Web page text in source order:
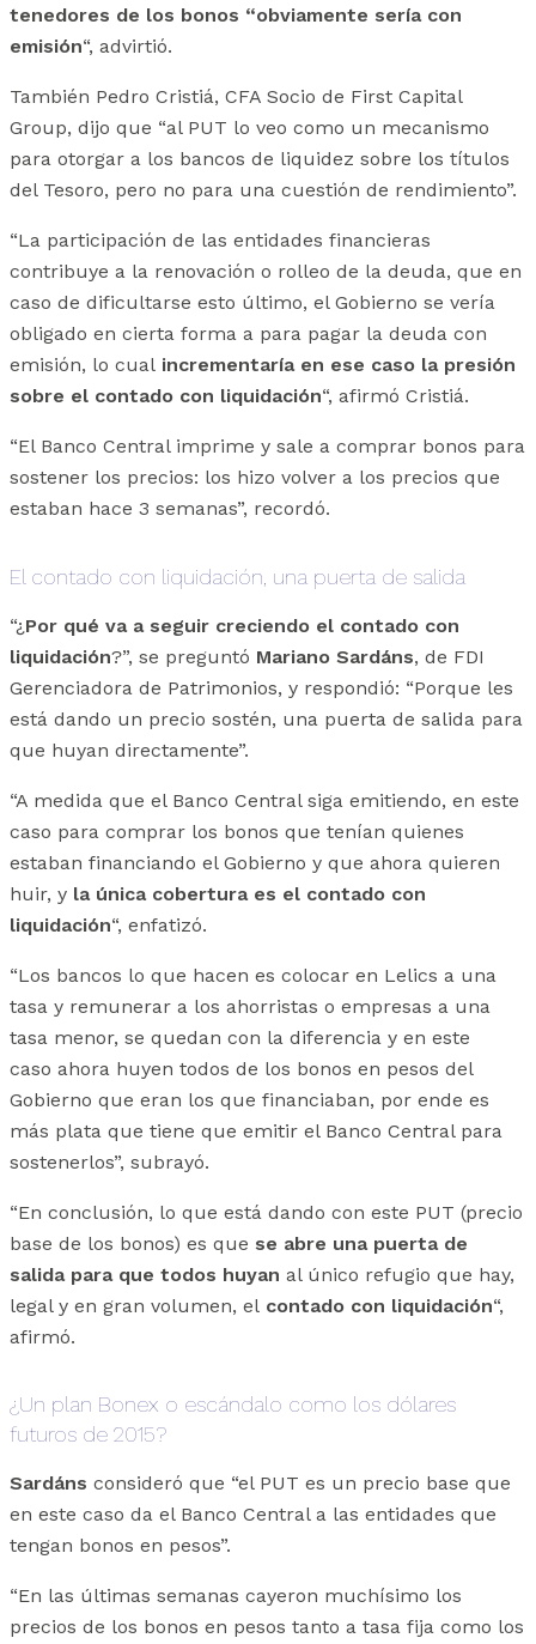
tenedores de los bonos “obviamente sería con
emisión“, advirtió.
También Pedro Cristiá, CFA Socio de First Capital
Group, dijo que “al PUT lo veo como un mecanismo
para otorgar a los bancos de liquidez sobre los títulos
del Tesoro, pero no para una cuestión de rendimiento”.
“La participación de las entidades financieras
contribuye a la renovación o rolleo de la deuda, que en
caso de dificultarse esto último, el Gobierno se vería
obligado en cierta forma a para pagar la deuda con
emisión, lo cual incrementaría en ese caso la presión
sobre el contado con liquidación“, afirmó Cristiá.
“El Banco Central imprime y sale a comprar bonos para
sostener los precios: los hizo volver a los precios que
estaban hace 3 semanas”, recordó.
El contado con liquidación, una puerta de salida
“¿ Por qué va a seguir creciendo el contado con
liquidación?”, se preguntó Mariano Sardáns, de FDI
Gerenciadora de Patrimonios, y respondió: “Porque les
está dando un precio sostén, una puerta de salida para
que huyan directamente”.
“A medida que el Banco Central siga emitiendo, en este
caso para comprar los bonos que tenían quienes
estaban financiando el Gobierno y que ahora quieren
huir, y la única cobertura es el contado con
liquidación“, enfatizó.
“Los bancos lo que hacen es colocar en Lelics a una
tasa y remunerar a los ahorristas o empresas a una
tasa menor, se quedan con la diferencia y en este
caso ahora huyen todos de los bonos en pesos del
Gobierno que eran los que financiaban, por ende es
más plata que tiene que emitir el Banco Central para
sostenerlos”, subrayó.
“En conclusión, lo que está dando con este PUT (precio
base de los bonos) es que se abre una puerta de
salida para que todos huyan al único refugio que hay,
legal y en gran volumen, el contado con liquidación“,
afirmó.
¿Un plan Bonex o escándalo como los dólares
futuros de 2015?
Sardáns consideró que “el PUT es un precio base que
en este caso da el Banco Central a las entidades que
tengan bonos en pesos”.
“En las últimas semanas cayeron muchísimo los
precios de los bonos en pesos tanto a tasa fija como los